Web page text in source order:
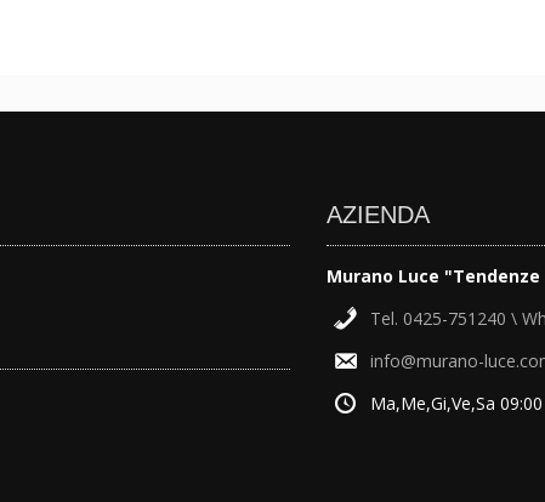
AZIENDA
Murano Luce
Tel. 0425-751240 \
info@murano-
Ma,Me,Gi,Ve,Sa